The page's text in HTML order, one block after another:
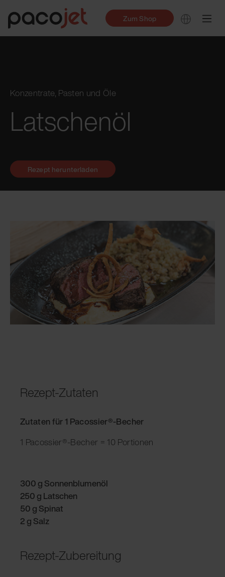
Zum Shop
Konzentrate, Pasten und Öle
Latschenöl
Rezept-Zutaten
Zutaten für 1 Pacossier®-Becher
1 Pacossier®-Becher = 10 Portionen
300 g Sonnenblumenöl
250 g Latschen
50 g Spinat
2 g Salz
Rezept-Zubereitung
Rezept herunterladen